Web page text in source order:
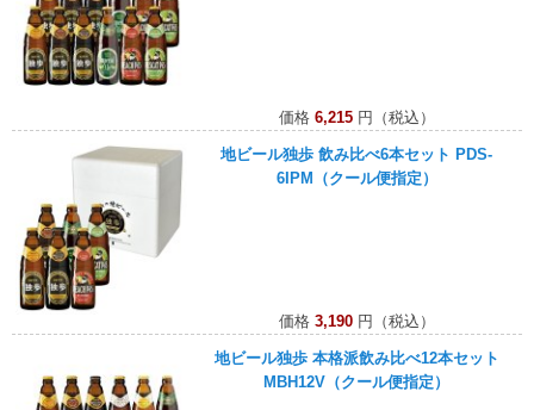
価格 6,215円（税込）
地ビール独歩 飲み比べ6本セット PDS-
6IPM（クール便指定）
価格 3,190円（税込）
地ビール独歩 本格派飲み比べ12本セット
MBH12V（クール便指定）